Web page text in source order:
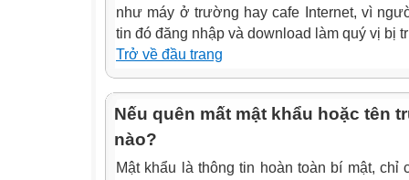
như máy ở trường hay cafe Internet, vì
tin đó đăng nhập và download làm quý vị bị
Trở về đầu trang
Nếu quên mất mật khẩu hoặc tên
nào?
Mật khẩu là thông tin hoàn toàn bí mật,